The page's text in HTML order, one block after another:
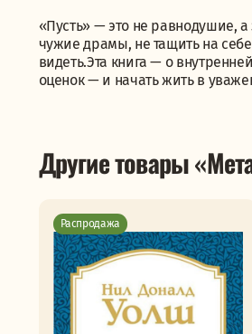
«Пусть» — это не равнодушие,
чужие драмы, не тащить на
видеть.Эта книга — о
оценок — и начать жить в
Другие товары
Распродажа